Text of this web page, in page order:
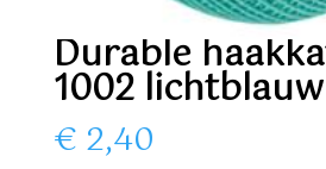
Durable
1002 lichtblauw
€ 2,40